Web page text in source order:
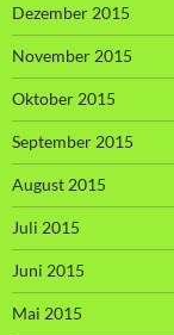
Dezember 2015
November 2015
Oktober 2015
September 2015
August 2015
Juli 2015
Juni 2015
Mai 2015